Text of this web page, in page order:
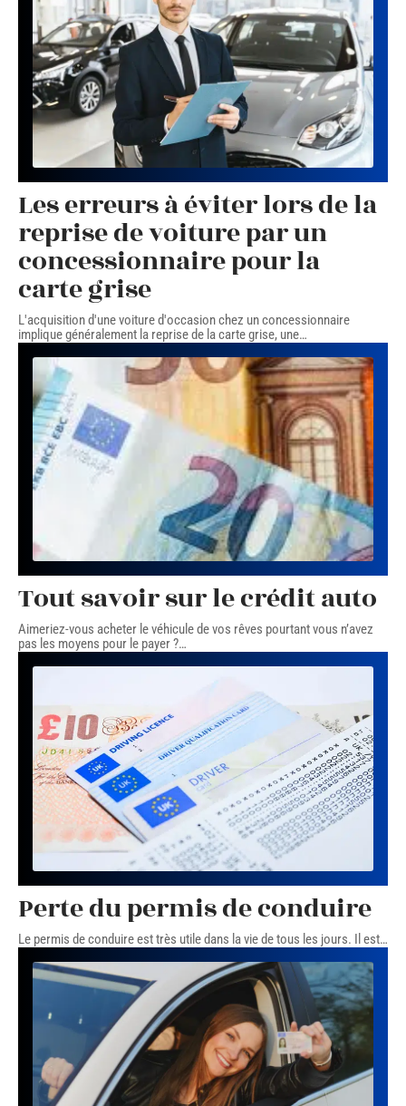
Les erreurs à éviter lors de la
reprise de voiture par un
concessionnaire pour la
carte grise
L'acquisition d'une voiture d'occasion chez un concessionnaire
implique généralement la reprise de la carte grise, une…
Tout savoir sur le crédit auto
Aimeriez-vous acheter le véhicule de vos rêves pourtant vous n’avez
pas les moyens pour le payer ?…
Perte du permis de conduire
Le permis de conduire est très utile dans la vie de tous les jours. Il est…